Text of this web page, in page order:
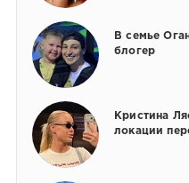
В семье
блогер
Кристина
локации